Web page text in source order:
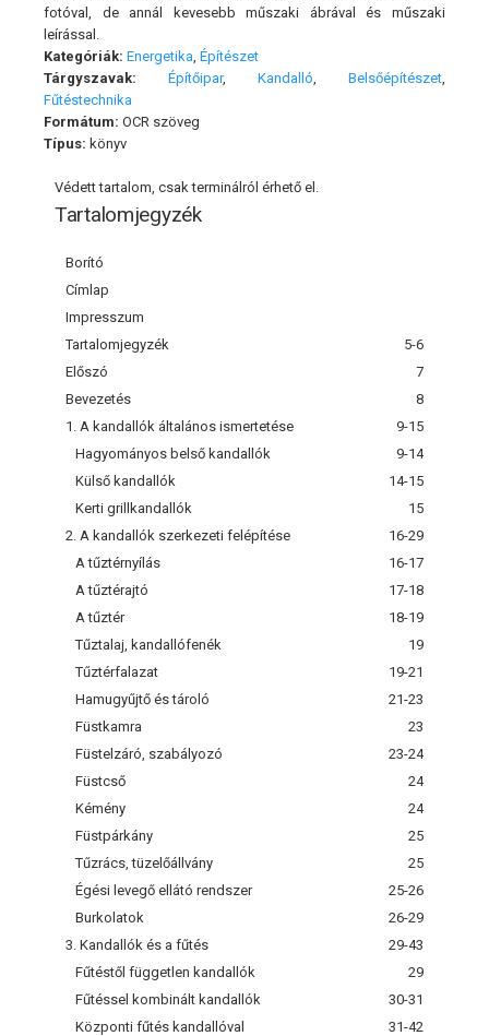
fotóval, de annál kevesebb műszaki ábrával és műszaki
leírással.
Kategóriák: Energetika Építészet
Tárgyszavak:
Építőipar, Kandalló Belsőépítészet
Fűtéstechnika
Formátum: OCR szöveg
Típus: könyv
Védett tartalom, csak terminálról érhető el.
Tartalomjegyzék
Borító
Címlap
Impresszum
Tartalomjegyzék
5-6
Előszó
7
Bevezetés
8
1. A kandallók általános ismertetése
9-15
Hagyományos belső kandallók
9-14
Külső kandallók
14-15
Kerti grillkandallók
15
2. A kandallók szerkezeti felépítése
16-29
A tűztérnyílás
16-17
A tűztérajtó
17-18
A tűztér
18-19
Tűztalaj, kandallófenék
19
Tűztérfalazat
19-21
Hamugyűjtő és tároló
21-23
Füstkamra
23
Füstelzáró, szabályozó
23-24
Füstcső
24
Kémény
24
Füstpárkány
25
Tűzrács, tüzelőállvány
25
Égési levegő ellátó rendszer
25-26
Burkolatok
26-29
3. Kandallók és a fűtés
29-43
Fűtéstől független kandallók
29
Fűtéssel kombinált kandallók
30-31
Központi fűtés kandallóval
31-42